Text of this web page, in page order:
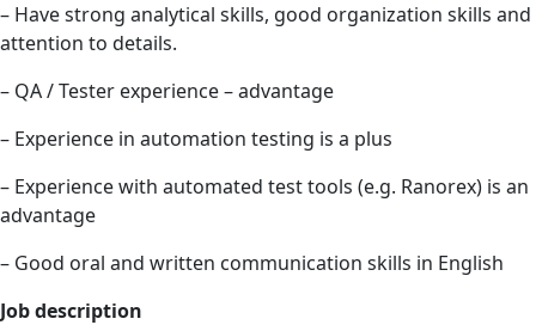
– Have strong analytical skills, good organization skills and
attention to details.
– QA / Tester experience – advantage
– Experience in automation testing is a plus
– Experience with automated test tools (e.g. Ranorex) is an
advantage
– Good oral and written communication skills in English
Job description